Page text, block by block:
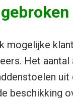
mogelijke
Het aantal
beschikking